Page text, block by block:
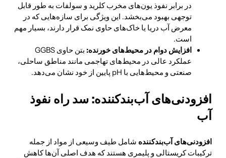
در برابر نفوذ یون‌های مخرب کلرید و سولفات به طور قابل
توجهی بهبود می‌بخشد. این ویژگی برای سازه‌هایی که در
معرض آب دریا یا خاک‌های حاوی نمک قرار دارند، بسیار مهم
است.
افزایش دوام در محیط‌های خورنده:
بتن حاوی GGBS
عملکرد عالی در محیط‌های تهاجمی مانند مناطق ساحلی،
صنعتی و محیط‌هایی با pH پایین از خود نشان می‌دهد.
افزودنی‌های آب‌بندکننده: سد راه نفوذ
آب
افزودنی‌های آب‌بندکننده شامل طیف وسیعی از مواد از جمله
ترکیبات کریستالی و پلیمری هستند که هدف اصلی آن‌ها کاهش